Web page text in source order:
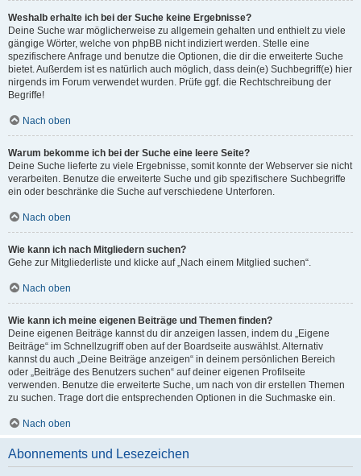
Weshalb erhalte ich bei der Suche keine Ergebnisse?
Deine Suche war möglicherweise zu allgemein gehalten und enthielt zu viele
gängige Wörter, welche von phpBB nicht indiziert werden. Stelle eine
spezifischere Anfrage und benutze die Optionen, die dir die erweiterte Suche
bietet. Außerdem ist es natürlich auch möglich, dass dein(e) Suchbegriff(e) hier
nirgends im Forum verwendet wurden. Prüfe ggf. die Rechtschreibung der
Begriffe!
Nach oben
Warum bekomme ich bei der Suche eine leere Seite?
Deine Suche lieferte zu viele Ergebnisse, somit konnte der Webserver sie nicht
verarbeiten. Benutze die erweiterte Suche und gib spezifischere Suchbegriffe
ein oder beschränke die Suche auf verschiedene Unterforen.
Nach oben
Wie kann ich nach Mitgliedern suchen?
Gehe zur Mitgliederliste und klicke auf „Nach einem Mitglied suchen“.
Nach oben
Wie kann ich meine eigenen Beiträge und Themen finden?
Deine eigenen Beiträge kannst du dir anzeigen lassen, indem du „Eigene
Beiträge“ im Schnellzugriff oben auf der Boardseite auswählst. Alternativ
kannst du auch „Deine Beiträge anzeigen“ in deinem persönlichen Bereich
oder „Beiträge des Benutzers suchen“ auf deiner eigenen Profilseite
verwenden. Benutze die erweiterte Suche, um nach von dir erstellen Themen
zu suchen. Trage dort die entsprechenden Optionen in die Suchmaske ein.
Nach oben
Abonnements und Lesezeichen